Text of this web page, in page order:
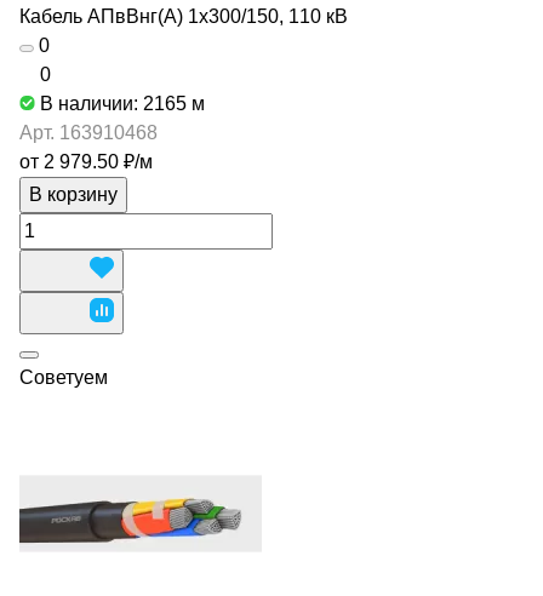
Кабель АПвВнг(А) 1х300/150, 110 кВ
0
0
В наличии: 2165 м
Арт. 163910468
от 2 979.50 ₽/м
В корзину
Советуем